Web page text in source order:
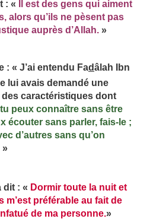
: «
Il est des gens qui aiment
alors qu’ils ne pèsent pas
auprès d’Allah. »
: « J’ai entendu Fadâlah Ibn
lui avais demandé une
caractéristiques dont
peux connaître sans être
écouter sans parler, fais-le ;
d’autres sans qu’on
»
dit : « Dormir toute la nuit et
m’est préférable au fait de
de ma personne.»